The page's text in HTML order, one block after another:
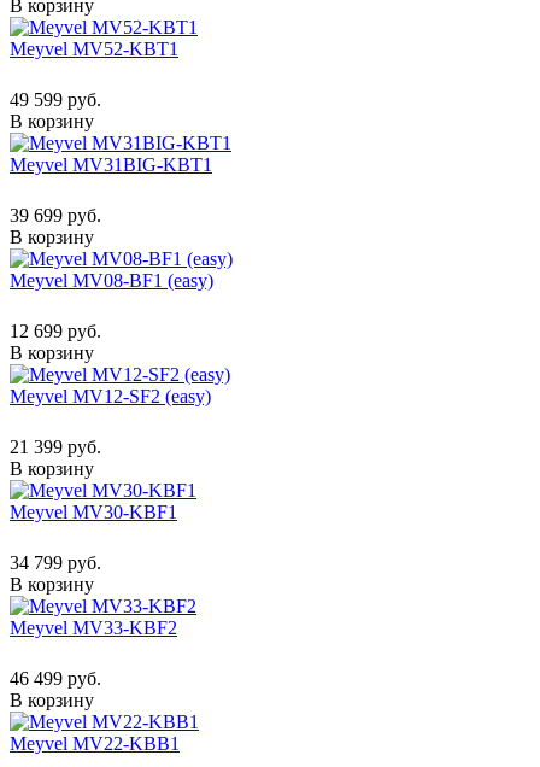
В корзину
Meyvel MV52-KBT1
49 599 руб.
В корзину
Meyvel MV31BIG-KBT1
39 699 руб.
В корзину
Meyvel MV08-BF1 (easy)
12 699 руб.
В корзину
Meyvel MV12-SF2 (easy)
21 399 руб.
В корзину
Meyvel MV30-KBF1
34 799 руб.
В корзину
Meyvel MV33-KBF2
46 499 руб.
В корзину
Meyvel MV22-KBB1